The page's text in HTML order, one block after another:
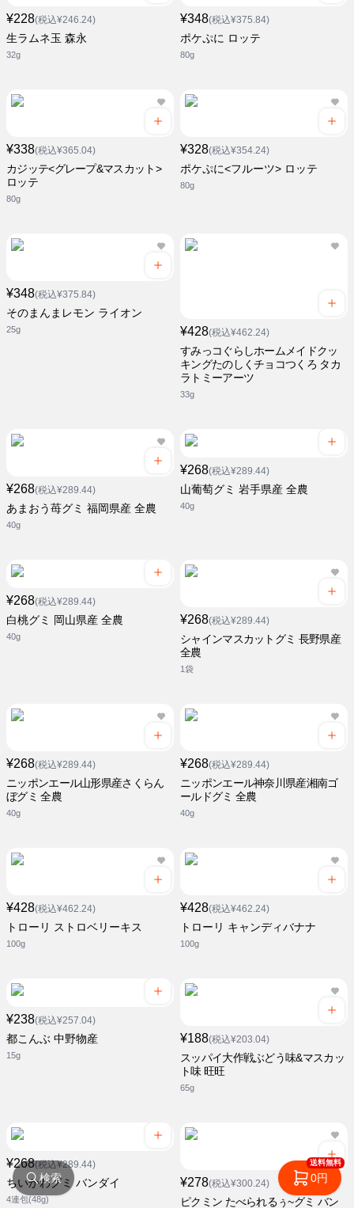
¥228(税込¥246.24)
生ラムネ玉 森永
32g
¥348(税込¥375.84)
ポケぷに ロッテ
80g
¥338(税込¥365.04)
カジッテ<グレープ&マスカット>
ロッテ
80g
¥328(税込¥354.24)
ポケぷに<フルーツ> ロッテ
80g
¥348(税込¥375.84)
そのまんまレモン ライオン
25g ¥428(税込¥462.24)
すみっコぐらしホームメイドクッ
キングたのしくチョコつくろ タカ
ラトミーアーツ
33g
¥268(税込¥289.44)
あまおう苺グミ 福岡県産 全農
40g
¥268(税込¥289.44)
山葡萄グミ 岩手県産 全農
40g
¥268(税込¥289.44)
白桃グミ 岡山県産 全農
40g
¥268(税込¥289.44)
シャインマスカットグミ 長野県産
全農
1袋
¥268(税込¥289.44)
ニッポンエール山形県産さくらん
ぼグミ 全農
40g
¥268(税込¥289.44)
ニッポンエール神奈川県産湘南ゴ
ールドグミ 全農
40g
¥428(税込¥462.24)
トローリ ストロベリーキス
100g
¥428(税込¥462.24)
トローリ キャンディバナナ
100g
¥238(税込¥257.04)
都こんぶ 中野物産
15g
¥188(税込¥203.04)
スッパイ大作戦ぶどう味&マスカッ
ト味 旺旺
65g
¥268(税込¥289.44)
ちいかわグミ バンダイ
4連包(48g)
¥278(税込¥300.24)
ピクミン たべられるぅ~グミ バン
検索
送料無料
0円